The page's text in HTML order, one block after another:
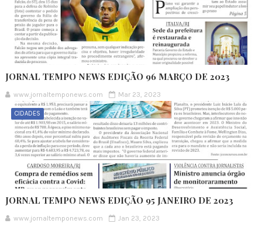
JORNAL TEMPO NEWS EDIÇÃO 96 MARÇO DE 2023
www.jornaltemponews.com Mar 23, 2023
CIDADES
JORNAL TEMPO NEWS EDIÇÃO 95 JANEIRO DE 2023
www.jornaltemponews.com Jan 23, 2023